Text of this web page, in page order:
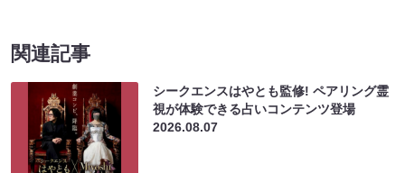
関連記事
シークエンスはやとも監修! ペアリング霊
視が体験できる占いコンテンツ登場
2026.08.07